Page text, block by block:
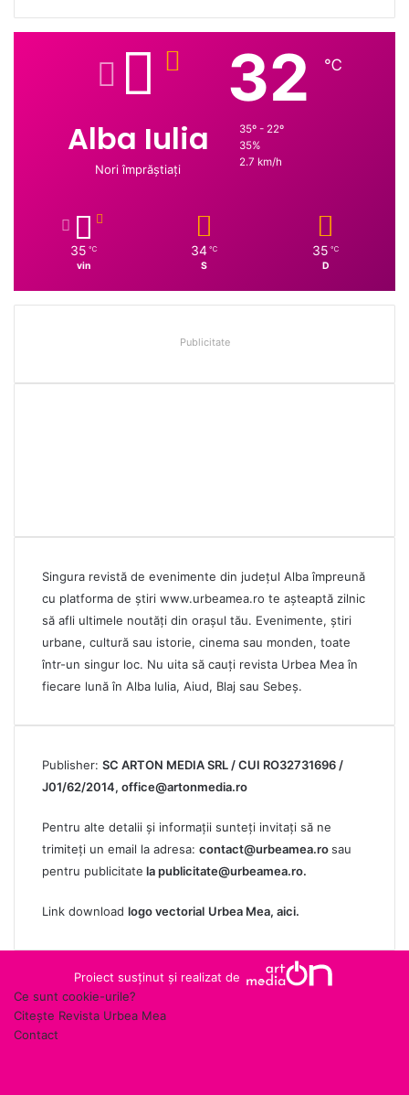
Alba Iulia
Nori împrăștiați
32 ℃
35º - 22º
35%
2.7 km/h
35 ℃
vin
34 ℃
S
35 ℃
D
Publicitate
Singura revistă de evenimente din județul Alba împreună
cu platforma de știri www.urbeamea.ro te așteaptă zilnic
să afli ultimele noutăți din orașul tău. Evenimente, știri
urbane, cultură sau istorie, cinema sau monden, toate
într-un singur loc. Nu uita să cauți revista Urbea Mea în
fiecare lună în Alba Iulia, Aiud, Blaj sau Sebeș.
Publisher: SC ARTON MEDIA SRL / CUI RO32731696 /
J01/62/2014, office@artonmedia.ro
Pentru alte detalii și informații sunteți invitați să ne
trimiteți un email la adresa: contact@urbeamea.rosau
pentru publicitate lapublicitate@urbeamea.ro.
Link download logo vectorial Urbea Mea, aici.
Proiect susținut și realizat de
Ce sunt cookie-urile?
Citește Revista Urbea Mea
Contact